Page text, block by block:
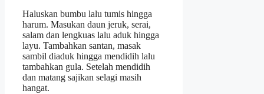
Haluskan bumbu lalu tumis hingga
harum. Masukan daun jeruk, serai,
salam dan lengkuas lalu aduk hingga
layu. Tambahkan santan, masak
sambil diaduk hingga mendidih lalu
tambahkan gula. Setelah mendidih
dan matang sajikan selagi masih
hangat.